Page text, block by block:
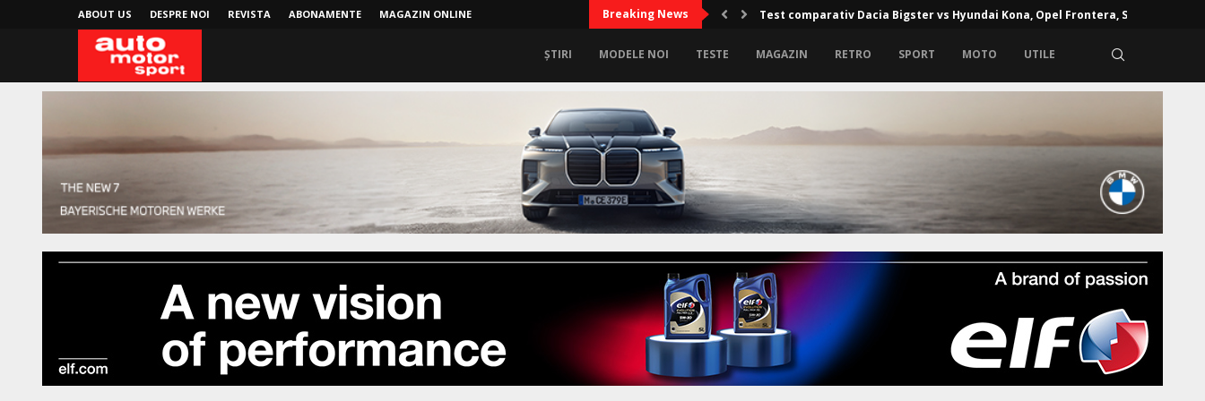
ABOUT US DESPRE NOI REVISTA ABONAMENTE MAGAZIN ONLINE Breaking News Test comparativ Dacia Bigster vs Hyundai Kona, Opel Frontera, Skoda...
ȘTIRI MODELE NOI TESTE MAGAZIN RETRO SPORT MOTO UTILE